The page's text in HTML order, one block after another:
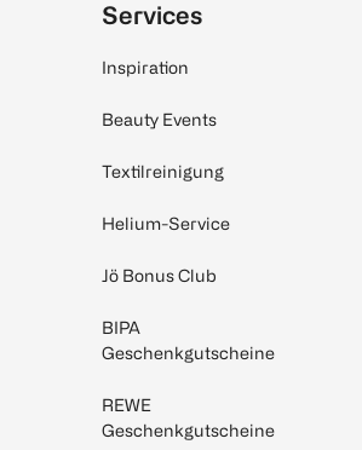
Services
Inspiration
Beauty Events
Textilreinigung
Helium-Service
Jö Bonus Club
BIPA
Geschenkgutscheine
REWE
Geschenkgutscheine